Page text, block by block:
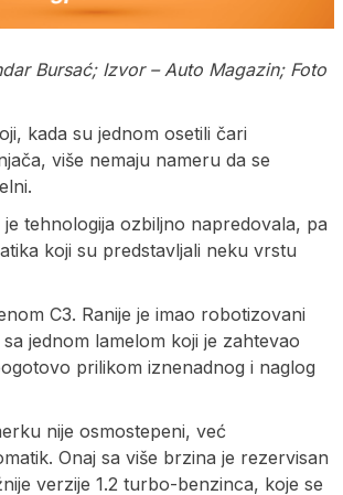
Bursać; Izvor – Auto Magazin; Foto
kada su jednom osetili čari
više nemaju nameru da se
tehnologija ozbiljno napredovala, pa
koji su predstavljali neku vrstu
C3. Ranije je imao robotizovani
jednom lamelom koji je zahtevao
prilikom iznenadnog i naglog
nije osmostepeni, već
Onaj sa više brzina je rezervisan
verzije 1.2 turbo-benzinca, koje se